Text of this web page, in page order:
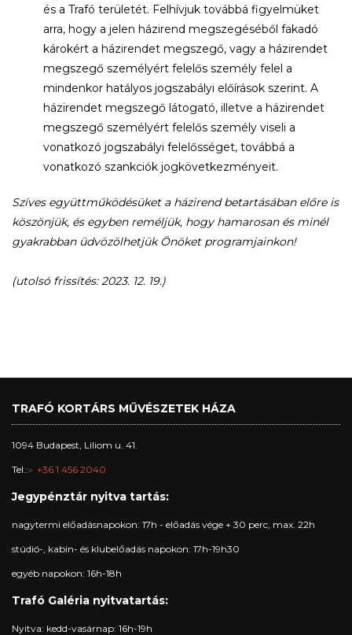
és a Trafó területét. Felhívjuk továbbá figyelmüket
arra, hogy a jelen házirend megszegéséből fakadó
károkért a házirendet megszegő, vagy a házirendet
megszegő személyért felelős személy felel a
mindenkor hatályos jogszabályi előírások szerint. A
házirendet megszegő látogató, illetve a házirendet
megszegő személyért felelős személy viseli a
vonatkozó jogszabályi felelősséget, továbbá a
vonatkozó szankciók jogkövetkezményeit.
Szíves együttműködésüket a házirend betartásában előre is
köszönjük, és egyben reméljük, hogy hamarosan és minél
gyakrabban üdvözölhetjük Önöket programjainkon!
(utolsó frissítés: 2023. 12. 19.)
TRAFÓ KORTÁRS MŰVÉSZETEK HÁZA
1094 Budapest, Liliom u. 41.
Tel.: +36 1 456 2040
Jegypénztár nyitva tartás:
nagytermi előadásnapokon: 17h - előadás vége + 30 perc, max. 22h
stúdió-, kabin- és klubelőadás napokon: 17h-19h30
egyéb napokon: 16h-18h
Trafó Galéria nyitvatartás:
Nyitva: kedd-vasárnap: 16h-19h